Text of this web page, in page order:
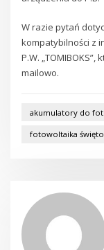
W razie pytań
kompatybilności z
P.W.
mailowo.
akumulatory do
fotowoltaika